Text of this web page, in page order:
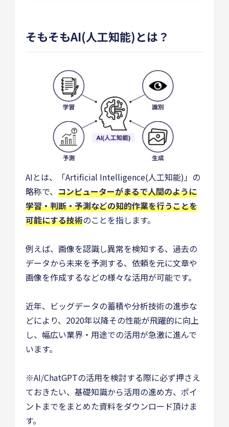
そもそもAI(人工知能)とは？
AIとは、「Artificial Intelligence(人工知能)」の
略称で、 コンピューターがまるで人間のように
学習・判断・予測などの知的作業を行うことを
可能にする技術のことを指します。
例えば、画像を認識し異常を検知する、過去の
データから未来を予測する、依頼を元に文章や
画像を作成するなどの様々な活用が可能です。
近年、ビッグデータの蓄積や分析技術の進歩な
どにより、2020年以降その性能が飛躍的に向上
し、幅広い業界・用途での活用が急激に進んで
います。
※AI/ChatGPTの活用を検討する際に必ず押さえ
ておきたい、基礎知識から活用の進め方、ポイ
ントまでをまとめた資料をダウンロード頂けま
す。